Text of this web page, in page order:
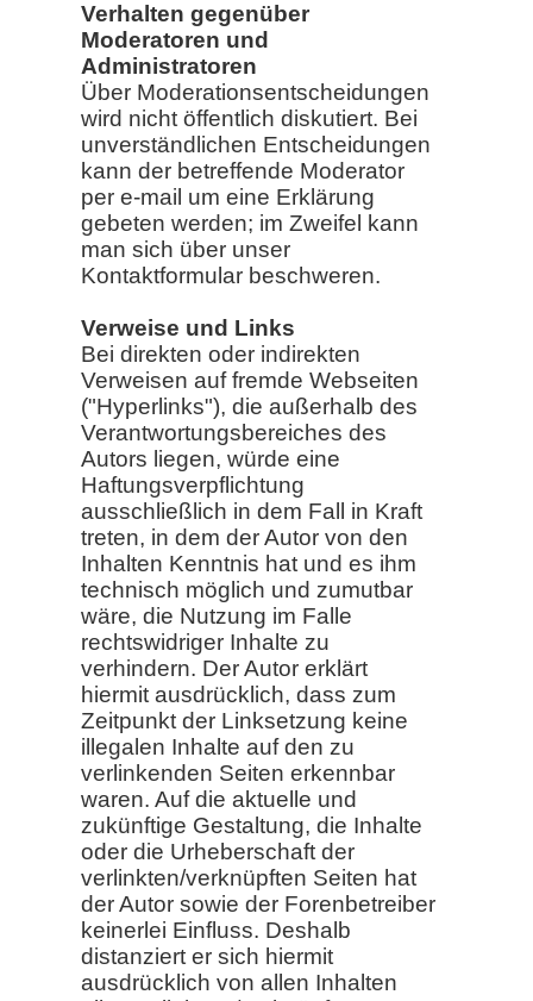
Verhalten gegenüber
Moderatoren und
Administratoren
Über Moderationsentscheidungen
wird nicht öffentlich diskutiert. Bei
unverständlichen Entscheidungen
kann der betreffende Moderator
per e-mail um eine Erklärung
gebeten werden; im Zweifel kann
man sich über unser
Kontaktformular beschweren.
Verweise und Links
Bei direkten oder indirekten
Verweisen auf fremde Webseiten
("Hyperlinks"), die außerhalb des
Verantwortungsbereiches des
Autors liegen, würde eine
Haftungsverpflichtung
ausschließlich in dem Fall in Kraft
treten, in dem der Autor von den
Inhalten Kenntnis hat und es ihm
technisch möglich und zumutbar
wäre, die Nutzung im Falle
rechtswidriger Inhalte zu
verhindern. Der Autor erklärt
hiermit ausdrücklich, dass zum
Zeitpunkt der Linksetzung keine
illegalen Inhalte auf den zu
verlinkenden Seiten erkennbar
waren. Auf die aktuelle und
zukünftige Gestaltung, die Inhalte
oder die Urheberschaft der
verlinkten/verknüpften Seiten hat
der Autor sowie der Forenbetreiber
keinerlei Einfluss. Deshalb
distanziert er sich hiermit
ausdrücklich von allen Inhalten